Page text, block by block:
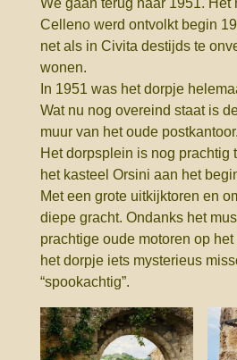
We gaan terug naar 1951. Het
Celleno werd ontvolkt begin
net als in Civita destijds te
wonen.
In 1951 was het dorpje
Wat nu nog overeind staat is
muur van het oude postkantoor.
Het dorpsplein is nog prachtig
het kasteel Orsini aan het
Met een grote uitkijktoren en
diepe gracht. Ondanks het
prachtige oude motoren op
het dorpje iets mysterieus
“spookachtig”.